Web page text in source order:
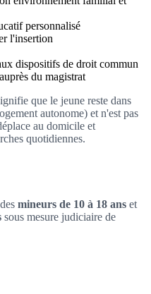
personnalisé
l'insertion
dispositifs de droit commun
du magistrat
que le jeune reste dans
autonome) et n'est pas
au domicile et
quotidiennes.
mineurs de 10 à 18 ans et
sous mesure judiciaire de